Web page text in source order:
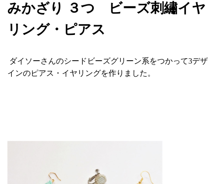
みかざり ３つ ビーズ刺繡イヤ
リング・ピアス
ダイソーさんのシードビーズグリーン系をつかって3デザ
インのピアス・イヤリングを作りました。